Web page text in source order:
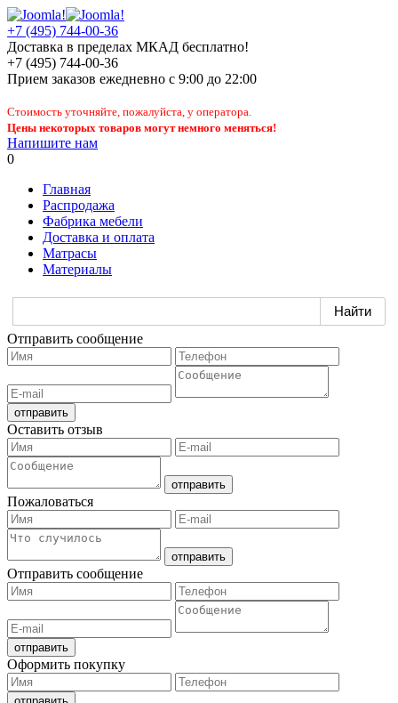
+7 (495) 744-00-36
Доставка в пределах МКАД бесплатно!
+7 (495) 744-00-36
Прием заказов ежедневно с 9:00 до 22:00
Стоимость уточняйте, пожалуйста, у оператора.
Цены некоторых товаров могут немного меняться!
Напишите нам
0
Главная
Распродажа
Фабрика мебели
Доставка и оплата
Матрасы
Материалы
Отправить сообщение
Оставить отзыв
Пожаловаться
Отправить сообщение
Оформить покупку